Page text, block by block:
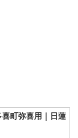
町弥喜用｜日蓮